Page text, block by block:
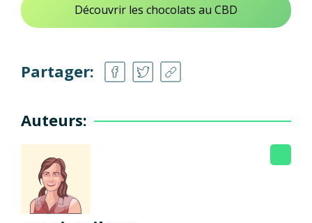
Découvrir les chocolats au CBD
Partager:
Auteurs: